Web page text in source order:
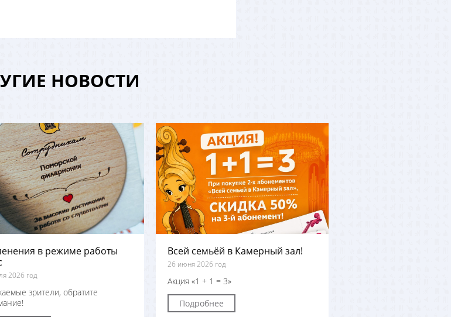
НОВОСТИ
в режиме работы
2026 год
зрители, обратите
Всей семьёй в Камерный зал!
26 июня 2026 год
Акция «1 + 1 = 3»
Подробнее